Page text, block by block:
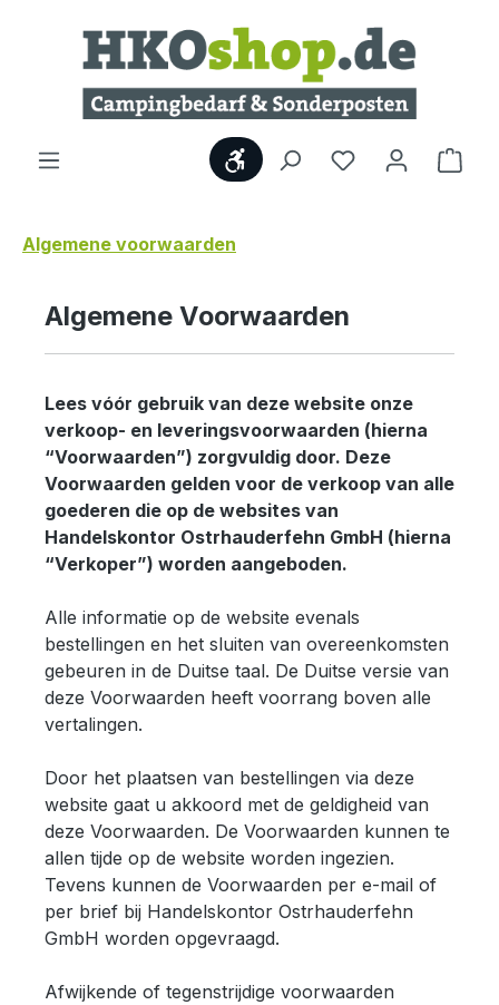
Ga naar de hoofdinhoud
Show toolbar
Algemene voorwaarden
Algemene Voorwaarden
Lees vóór gebruik van deze website onze
verkoop- en leveringsvoorwaarden (hierna
“Voorwaarden”) zorgvuldig door. Deze
Voorwaarden gelden voor de verkoop van alle
goederen die op de websites van
Handelskontor Ostrhauderfehn GmbH (hierna
“Verkoper”) worden aangeboden.
Alle informatie op de website evenals
bestellingen en het sluiten van overeenkomsten
gebeuren in de Duitse taal. De Duitse versie van
deze Voorwaarden heeft voorrang boven alle
vertalingen.
Door het plaatsen van bestellingen via deze
website gaat u akkoord met de geldigheid van
deze Voorwaarden. De Voorwaarden kunnen te
allen tijde op de website worden ingezien.
Tevens kunnen de Voorwaarden per e-mail of
per brief bij Handelskontor Ostrhauderfehn
GmbH worden opgevraagd.
Afwijkende of tegenstrijdige voorwaarden